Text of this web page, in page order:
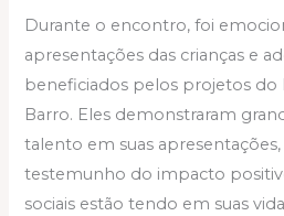
Durante o encontro, foi
apresentações das crianças e
beneficiados pelos projetos do
Barro. Eles demonstraram
talento em suas
testemunho do impacto
sociais estão tendo em suas